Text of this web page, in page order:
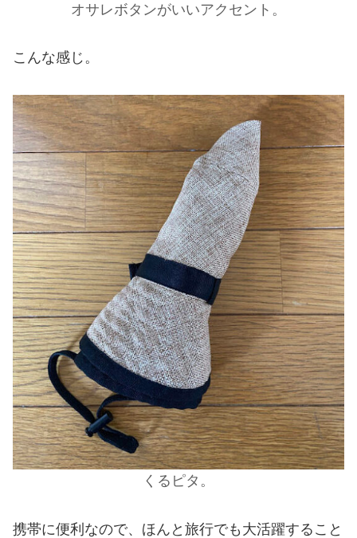
オサレボタンがいいアクセント。
こんな感じ。
くるピタ。
携帯に便利なので、ほんと旅行でも大活躍すること